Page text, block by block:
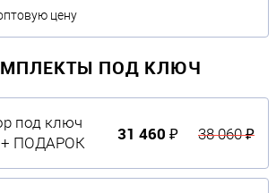
цену
ПОД КЛЮЧ
под ключ
+ ПОДАРОК
31 460 ₽ 38 060 ₽